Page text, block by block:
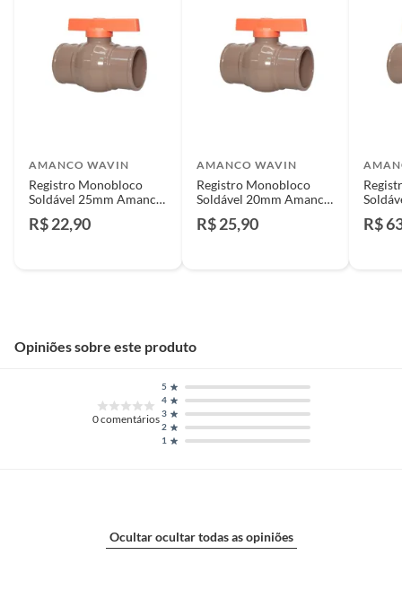
AMANCO WAVIN
Registro Monobloco
Soldável 25mm Amanco
R$ 22,90
AMANCO WAVIN
Registro Monobloco
Soldável 20mm Amanco
R$ 25,90 R$
Opiniões sobre este produto
0comentários
1
2
3
4
5
Ocultar ocultar todas as opiniões